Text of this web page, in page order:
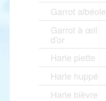
Garrot albéole
Garrot à œil
d'or
Harle piette
Harle huppé
Harle bièvre